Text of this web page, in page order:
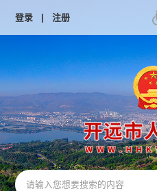
登录 | 注册